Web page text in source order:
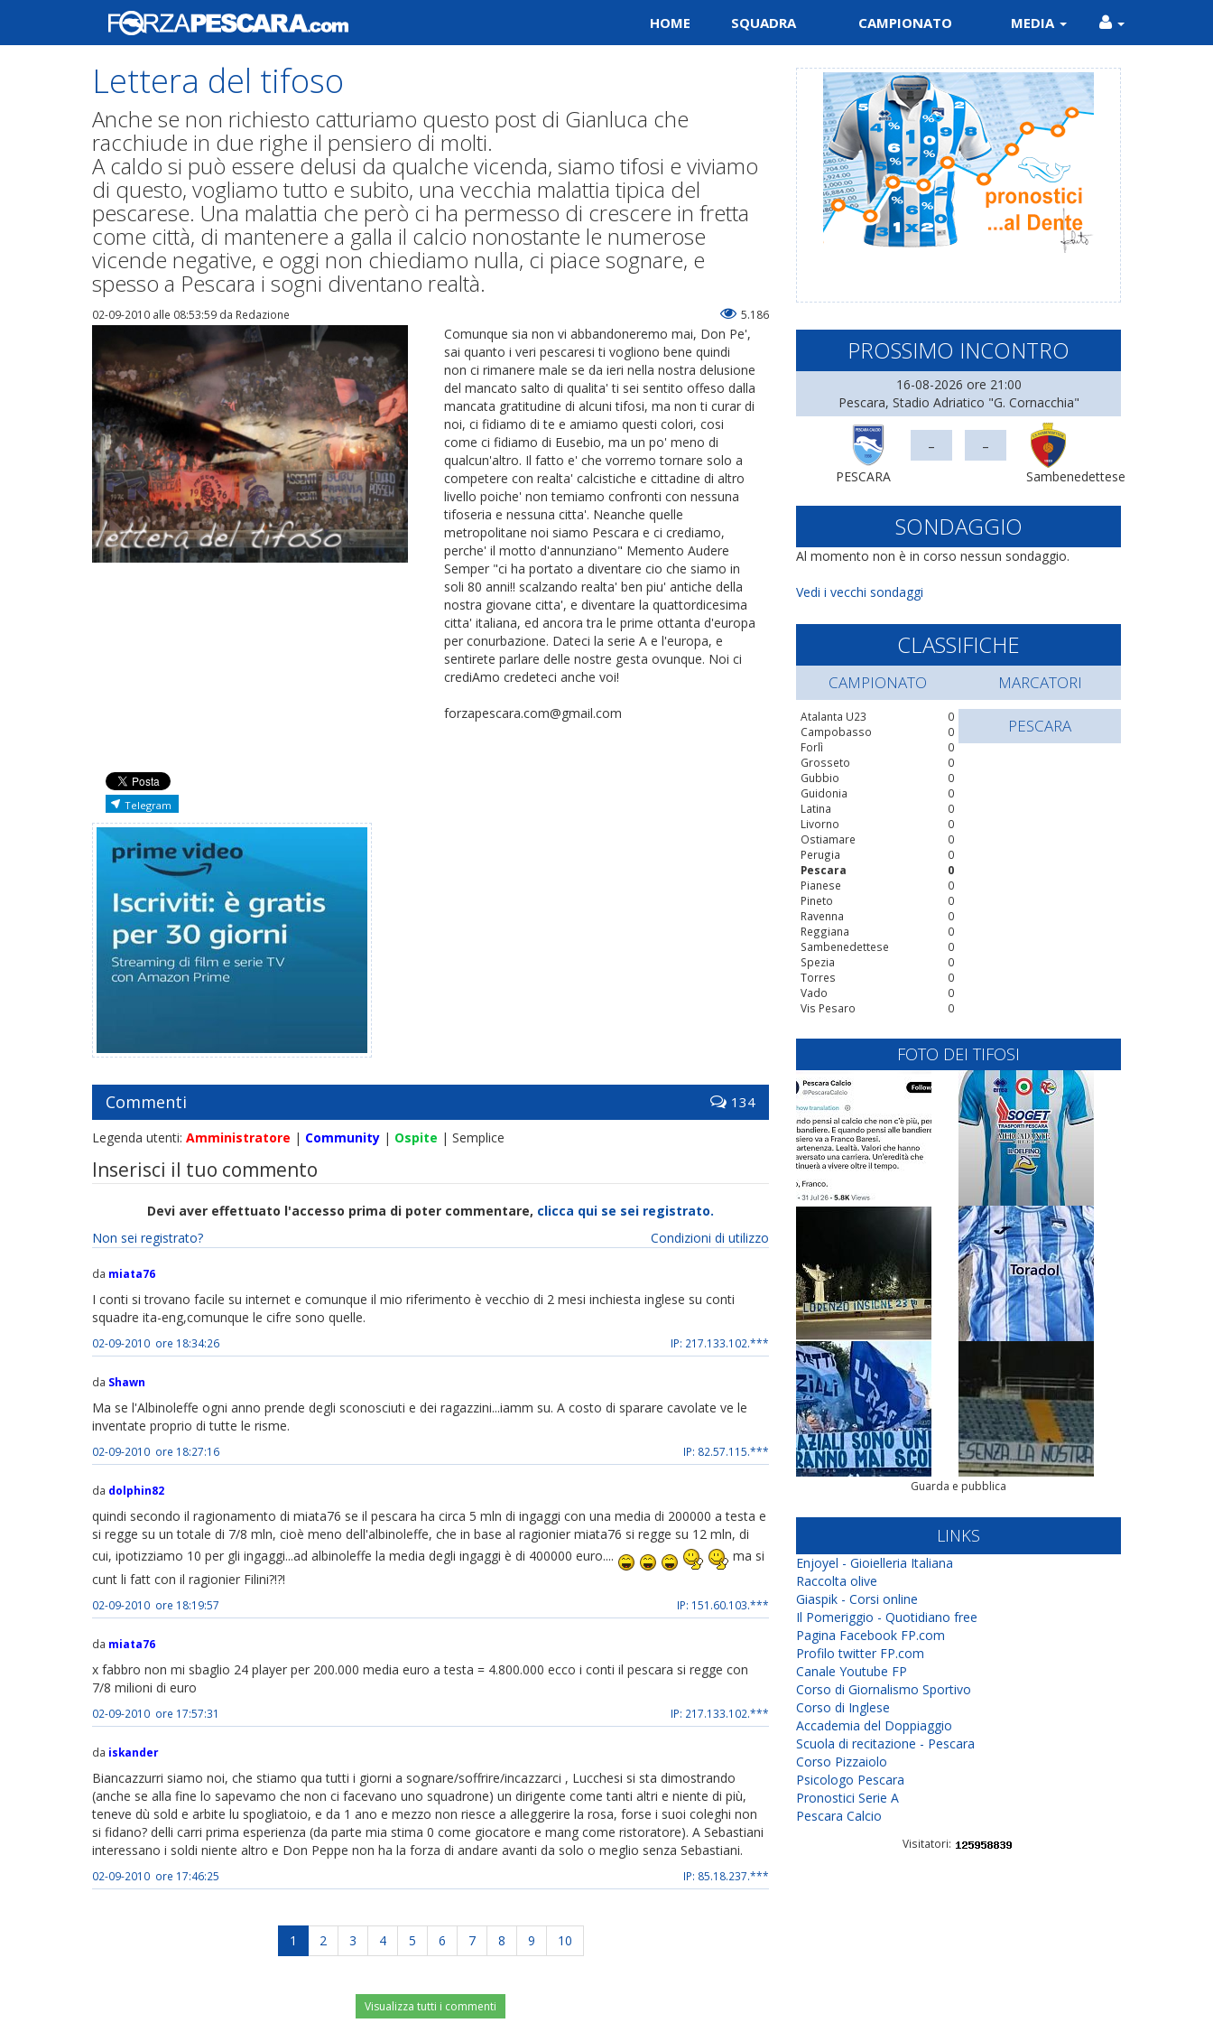
HOME SQUADRA CAMPIONATO MEDIA
Lettera del tifoso
Anche se non richiesto catturiamo questo post di Gianluca che
racchiude in due righe il pensiero di molti.
A caldo si può essere delusi da qualche vicenda, siamo tifosi e viviamo
di questo, vogliamo tutto e subito, una vecchia malattia tipica del
pescarese. Una malattia che però ci ha permesso di crescere in fretta
come città, di mantenere a galla il calcio nonostante le numerose
vicende negative, e oggi non chiediamo nulla, ci piace sognare, e
spesso a Pescara i sogni diventano realtà.
02-09-2010 alle 08:53:59 da Redazione 5.186
Comunque sia non vi abbandoneremo mai, Don Pe',
sai quanto i veri pescaresi ti vogliono bene quindi
non ci rimanere male se da ieri nella nostra delusione
del mancato salto di qualita' ti sei sentito offeso dalla
mancata gratitudine di alcuni tifosi, ma non ti curar di
noi, ci fidiamo di te e amiamo questi colori, cosi
come ci fidiamo di Eusebio, ma un po' meno di
qualcun'altro. Il fatto e' che vorremo tornare solo a
competere con realta' calcistiche e cittadine di altro
livello poiche' non temiamo confronti con nessuna
tifoseria e nessuna citta'. Neanche quelle
metropolitane noi siamo Pescara e ci crediamo,
perche' il motto d'annunziano" Memento Audere
Semper "ci ha portato a diventare cio che siamo in
soli 80 anni!! scalzando realta' ben piu' antiche della
nostra giovane citta', e diventare la quattordicesima
citta' italiana, ed ancora tra le prime ottanta d'europa
per conurbazione. Dateci la serie A e l'europa, e
sentirete parlare delle nostre gesta ovunque. Noi ci
crediAmo credeteci anche voi!
forzapescara.com@gmail.com
Telegram
Commenti 134
Legenda utenti: Amministratore | Community | Ospite | Semplice
Inserisci il tuo commento
Devi aver effettuato l'accesso prima di poter commentare, clicca qui se sei registrato.
Condizioni di utilizzo
Non sei registrato?
da miata76
I conti si trovano facile su internet e comunque il mio riferimento è vecchio di 2 mesi inchiesta inglese su conti
squadre ita-eng,comunque le cifre sono quelle.
02-09-2010 ore 18:34:26 IP: 217.133.102.***
da Shawn
Ma se l'Albinoleffe ogni anno prende degli sconosciuti e dei ragazzini...iamm su. A costo di sparare cavolate ve le
inventate proprio di tutte le risme.
02-09-2010 ore 18:27:16 IP: 82.57.115.***
da dolphin82
quindi secondo il ragionamento di miata76 se il pescara ha circa 5 mln di ingaggi con una media di 200000 a testa e
si regge su un totale di 7/8 mln, cioè meno dell'albinoleffe, che in base al ragionier miata76 si regge su 12 mln, di
cui, ipotizziamo 10 per gli ingaggi...ad albinoleffe la media degli ingaggi è di 400000 euro....
ma si
cunt li fatt con il ragionier Filini?!?!
02-09-2010 ore 18:19:57 IP: 151.60.103.***
da miata76
x fabbro non mi sbaglio 24 player per 200.000 media euro a testa = 4.800.000 ecco i conti il pescara si regge con
7/8 milioni di euro
02-09-2010 ore 17:57:31 IP: 217.133.102.***
da iskander
Biancazzurri siamo noi, che stiamo qua tutti i giorni a sognare/soffrire/incazzarci , Lucchesi si sta dimostrando
(anche se alla fine lo sapevamo che non ci facevano uno squadrone) un dirigente come tanti altri e niente di più,
teneve dù sold e arbite lu spogliatoio, e da 1 ano e mezzo non riesce a alleggerire la rosa, forse i suoi coleghi non
si fidano? delli carri prima esperienza (da parte mia stima 0 come giocatore e mang come ristoratore). A Sebastiani
interessano i soldi niente altro e Don Peppe non ha la forza di andare avanti da solo o meglio senza Sebastiani.
02-09-2010 ore 17:46:25 IP: 85.18.237.***
1 2 3 4 5 6 7 8 9 10
Visualizza tutti i commenti
PROSSIMO INCONTRO
16-08-2026 ore 21:00
Pescara, Stadio Adriatico "G. Cornacchia"
PESCARA
- -
Sambenedettese
SONDAGGIO
Al momento non è in corso nessun sondaggio.
Vedi i vecchi sondaggi
CLASSIFICHE
CAMPIONATO
0
Atalanta U23
0
Campobasso
0
Forlì
0
Grosseto
0
Gubbio
0
Guidonia
0
Latina
0
Livorno
0
Ostiamare
0
Perugia
0
Pescara
0
Pianese
0
Pineto
0
Ravenna
0
Reggiana
0
Sambenedettese
0
Spezia
0
Torres
0
Vado
0
Vis Pesaro
MARCATORI
PESCARA
FOTO DEI TIFOSI
Guarda e pubblica
LINKS
Enjoyel - Gioielleria Italiana
Raccolta olive
Giaspik - Corsi online
Il Pomeriggio - Quotidiano free
Pagina Facebook FP.com
Profilo twitter FP.com
Canale Youtube FP
Corso di Giornalismo Sportivo
Corso di Inglese
Accademia del Doppiaggio
Scuola di recitazione - Pescara
Corso Pizzaiolo
Psicologo Pescara
Pronostici Serie A
Pescara Calcio
Visitatori: